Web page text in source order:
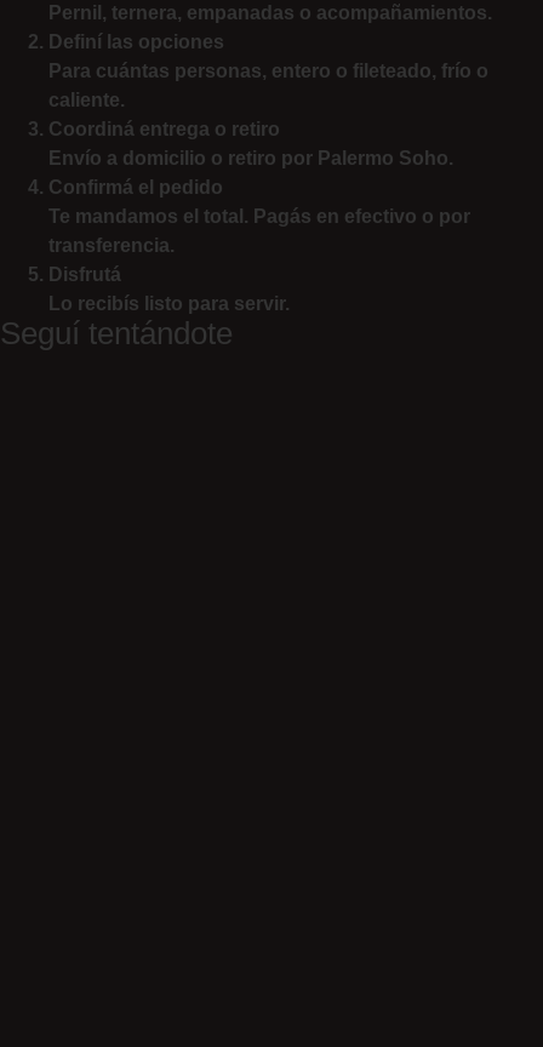
Pernil, ternera, empanadas o acompañamientos.
Definí las opciones
Para cuántas personas, entero o fileteado, frío o
caliente.
Coordiná entrega o retiro
Envío a domicilio o retiro por Palermo Soho.
Confirmá el pedido
Te mandamos el total. Pagás en efectivo o por
transferencia.
Disfrutá
Lo recibís listo para servir.
Seguí tentándote